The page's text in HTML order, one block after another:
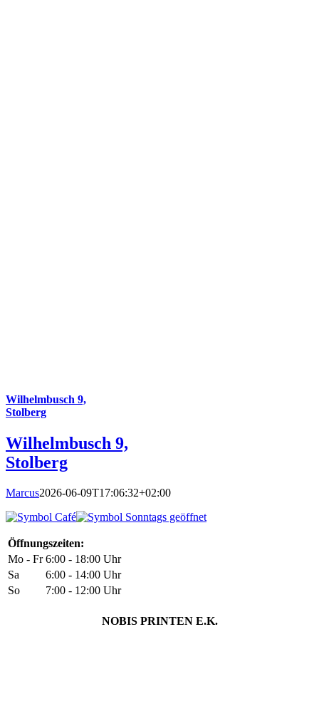
Wilhelmbusch 9,
Stolberg
Wilhelmbusch 9,
Stolberg
Marcus2026-06-09T17:06:32+02:00
Öffnungszeiten:
Mo - Fr 6:00 - 18:00 Uhr
Sa
6:00 - 14:00 Uhr
So
7:00 - 12:00 Uhr
NOBIS PRINTEN E.K.